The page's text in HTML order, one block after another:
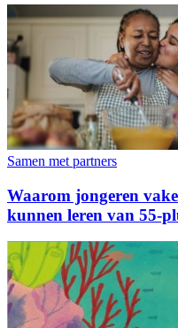
Samen met partners
Waarom jongeren
kunnen leren van 55-